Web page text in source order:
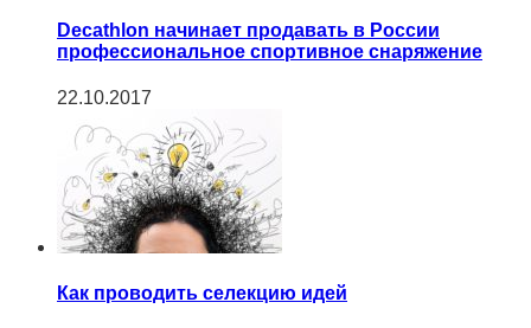
Decathlon начинает продавать в России
профессиональное спортивное снаряжение
22.10.2017
Как проводить селекцию идей